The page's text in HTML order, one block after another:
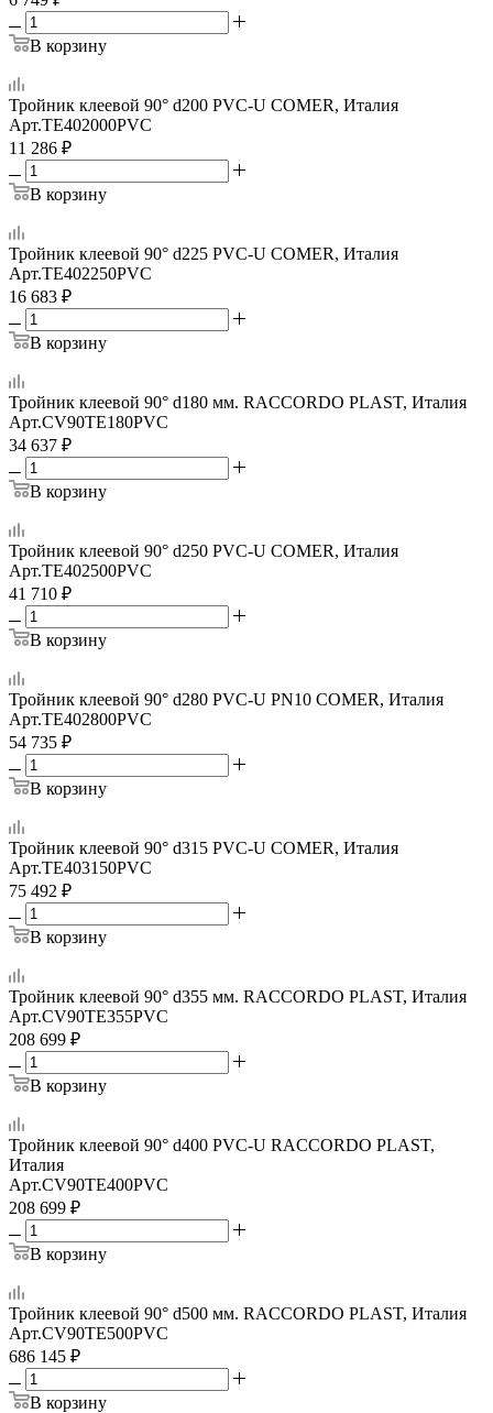
В корзину
Тройник клеевой 90° d200 PVC-U COMER, Италия
Арт.TE402000PVC
11 286 ₽
В корзину
Тройник клеевой 90° d225 PVC-U COMER, Италия
Арт.TE402250PVC
16 683 ₽
В корзину
Тройник клеевой 90° d180 мм. RACCORDO PLAST, Италия
Арт.CV90TE180PVC
34 637 ₽
В корзину
Тройник клеевой 90° d250 PVC-U COMER, Италия
Арт.TE402500PVC
41 710 ₽
В корзину
Тройник клеевой 90° d280 PVC-U PN10 COMER, Италия
Арт.TE402800PVC
54 735 ₽
В корзину
Тройник клеевой 90° d315 PVC-U COMER, Италия
Арт.TE403150PVC
75 492 ₽
В корзину
Тройник клеевой 90° d355 мм. RACCORDO PLAST, Италия
Арт.CV90TE355PVC
208 699 ₽
В корзину
Тройник клеевой 90° d400 PVC-U RACCORDO PLAST,
Италия
Арт.CV90TE400PVC
208 699 ₽
В корзину
Тройник клеевой 90° d500 мм. RACCORDO PLAST, Италия
Арт.CV90TE500PVC
686 145 ₽
В корзину